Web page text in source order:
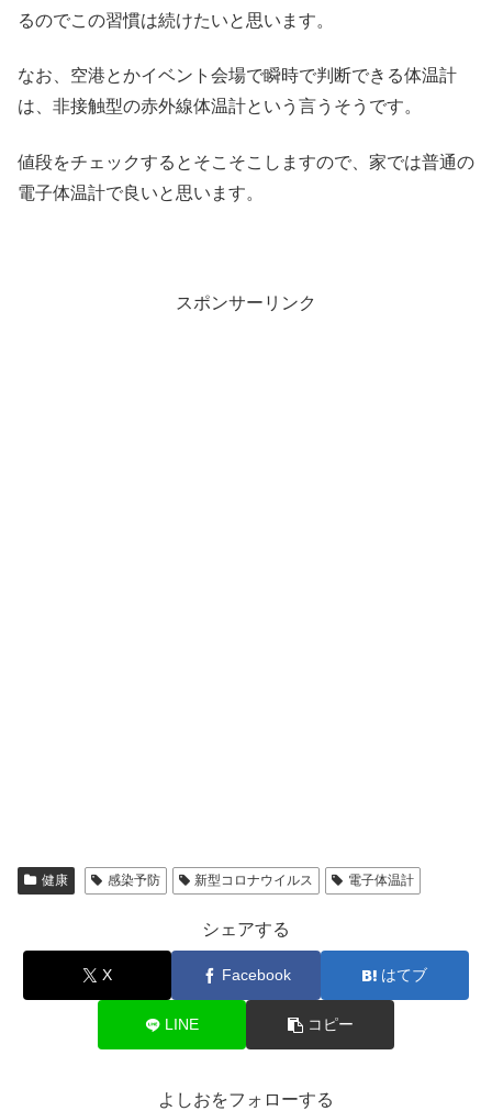
るのでこの習慣は続けたいと思います。
なお、空港とかイベント会場で瞬時で判断できる体温計
は、非接触型の赤外線体温計という言うそうです。
値段をチェックするとそこそこしますので、家では普通の
電子体温計で良いと思います。
スポンサーリンク
健康 感染予防 新型コロナウイルス 電子体温計
シェアする
X Facebook はてブ
LINE コピー
よしおをフォローする